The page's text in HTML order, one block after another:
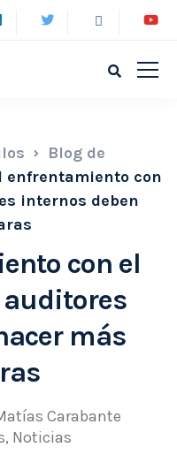
Blog de
enfrentamiento con
internos deben
con el
más
Carabante
, Noticias